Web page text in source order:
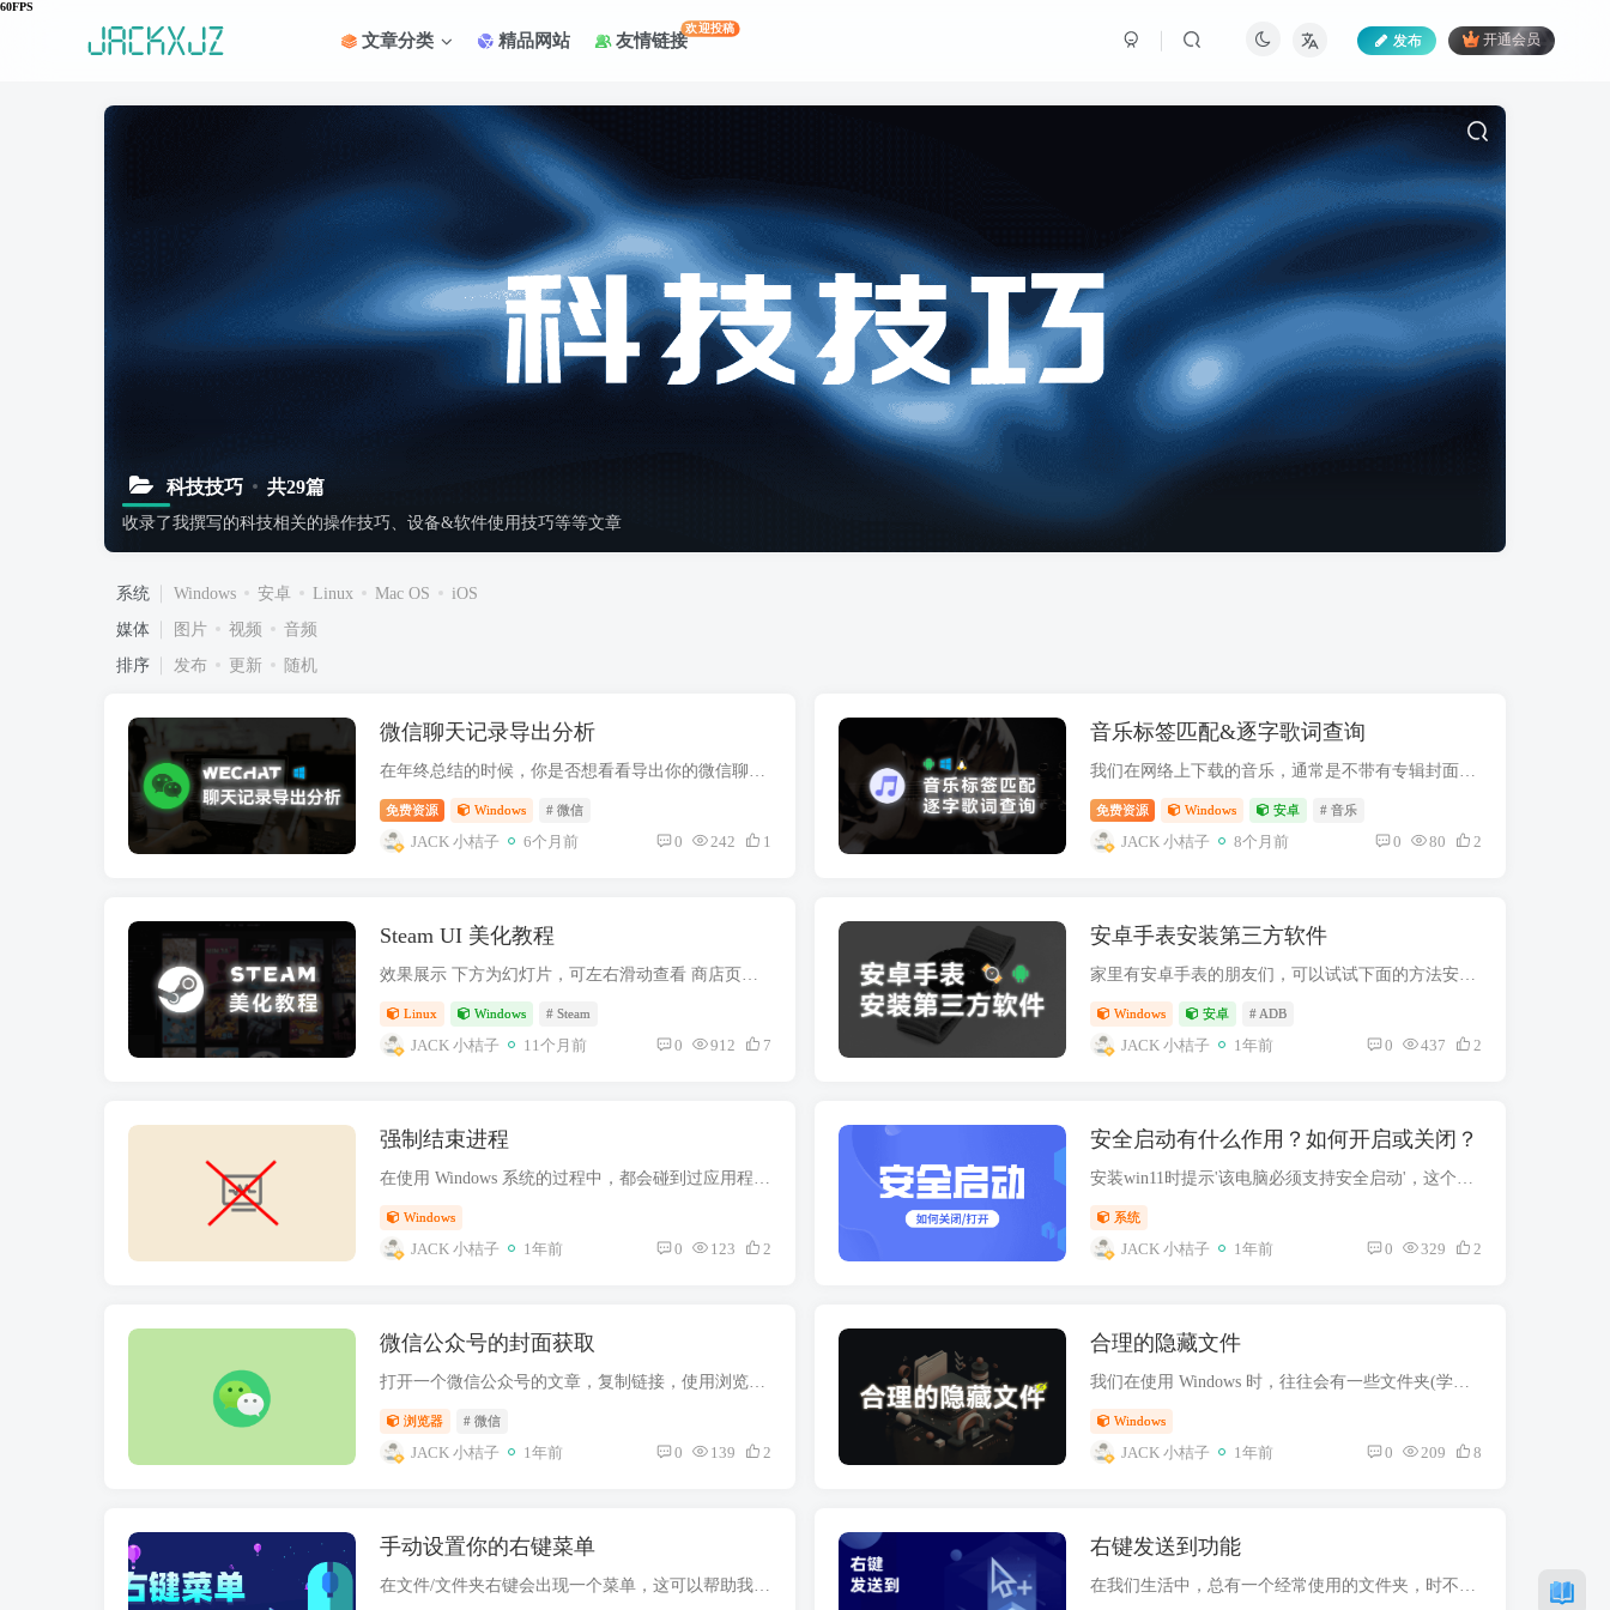
文章分类 精品网站 友情链接
欢迎投稿
发布 开通会员
科技技巧 共29篇
收录了我撰写的科技相关的操作技巧、设备&软件使用技巧等等文章
系统 Windows 安卓 Linux Mac OS
iOS
媒体
图片 视频
音频
排序
发布 更新 随机
微信聊天记录导出分析
免费资源 Windows # 微信
JACK 小桔子 6个月前 0 242 1
音乐标签匹配&逐字歌词查询
免费资源 Windows 安卓 # 音乐
JACK 小桔子 8个月前 0 80 2
Steam UI 美化教程
Linux Windows # Steam
JACK 小桔子 11个月前 0 912 7
安卓手表安装第三方软件
Windows 安卓 # ADB
JACK 小桔子 1年前 0 437 2
强制结束进程
Windows
JACK 小桔子 1年前 0 123 2
安全启动有什么作用？如何开启或关闭？
系统
JACK 小桔子 1年前 0 329 2
微信公众号的封面获取
浏览器 # 微信
JACK 小桔子 1年前 0 139 2
合理的隐藏文件
Windows
JACK 小桔子 1年前 0 209 8
手动设置你的右键菜单 右键发送到功能